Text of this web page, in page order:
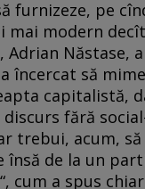
furnizeze, pe
modern
Adrian
încercat să
capitalistă,
fără
trebui, acum,
de la un
cum a spus